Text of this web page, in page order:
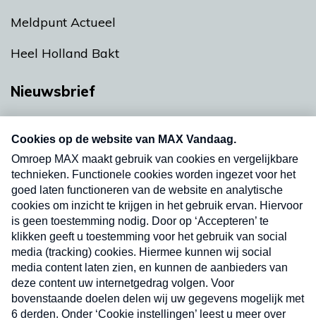
Meldpunt Actueel
Heel Holland Bakt
Nieuwsbrief
nieuwsbrief. Elke vrijdag- en dinsdagochtend in
uw mailbox.
Verzend